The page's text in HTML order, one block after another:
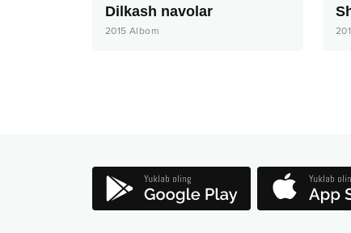
Dilkash navolar
2015 Albom